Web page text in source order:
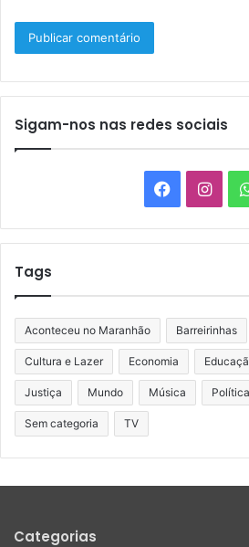
Sigam-nos nas redes sociais
Facebook
Tags
Aconteceu no Maranhão Barreirinhas
Cultura e Lazer Economia
Justiça Mundo Música Política
Sem categoria TV
Categorias